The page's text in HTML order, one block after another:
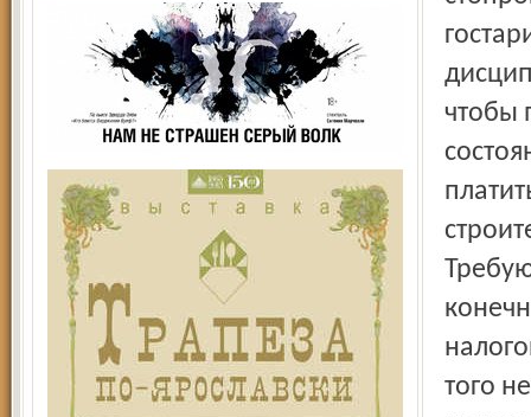
чтобы
того